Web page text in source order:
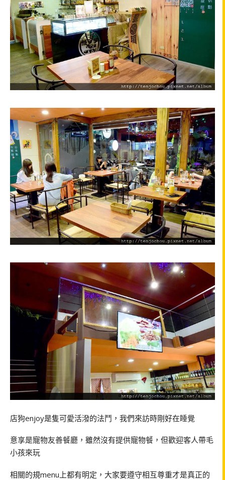
店狗enjoy是隻可愛活潑的法鬥，我們來訪時剛好在睡覺
意享是寵物友善餐廳，雖然沒有提供寵物餐，但歡迎客人帶毛
小孩來玩
相關的規menu上都有明定，大家要遵守相互尊重才是真正的